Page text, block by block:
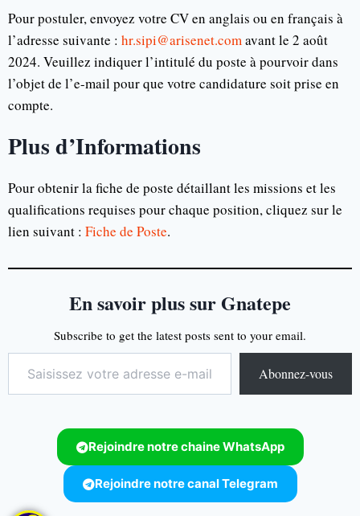
Pour postuler, envoyez votre CV en anglais ou en français à
l’adresse suivante : hr.sipi@arisenet.comavant le 2 août
2024. Veuillez indiquer l’intitulé du poste à pourvoir dans
l’objet de l’e-mail pour que votre candidature soit prise en
compte.
Plus d’Informations
Pour obtenir la fiche de poste détaillant les missions et les
qualifications requises pour chaque position, cliquez sur le
lien suivant : Fiche de Poste.
En savoir plus sur Gnatepe
Subscribe to get the latest posts sent to your email.
Abonnez-vous
Rejoindre notre chaine WhatsApp
Rejoindre notre canal Telegram